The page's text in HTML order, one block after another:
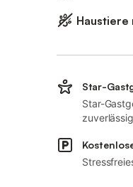
Star-
Star-